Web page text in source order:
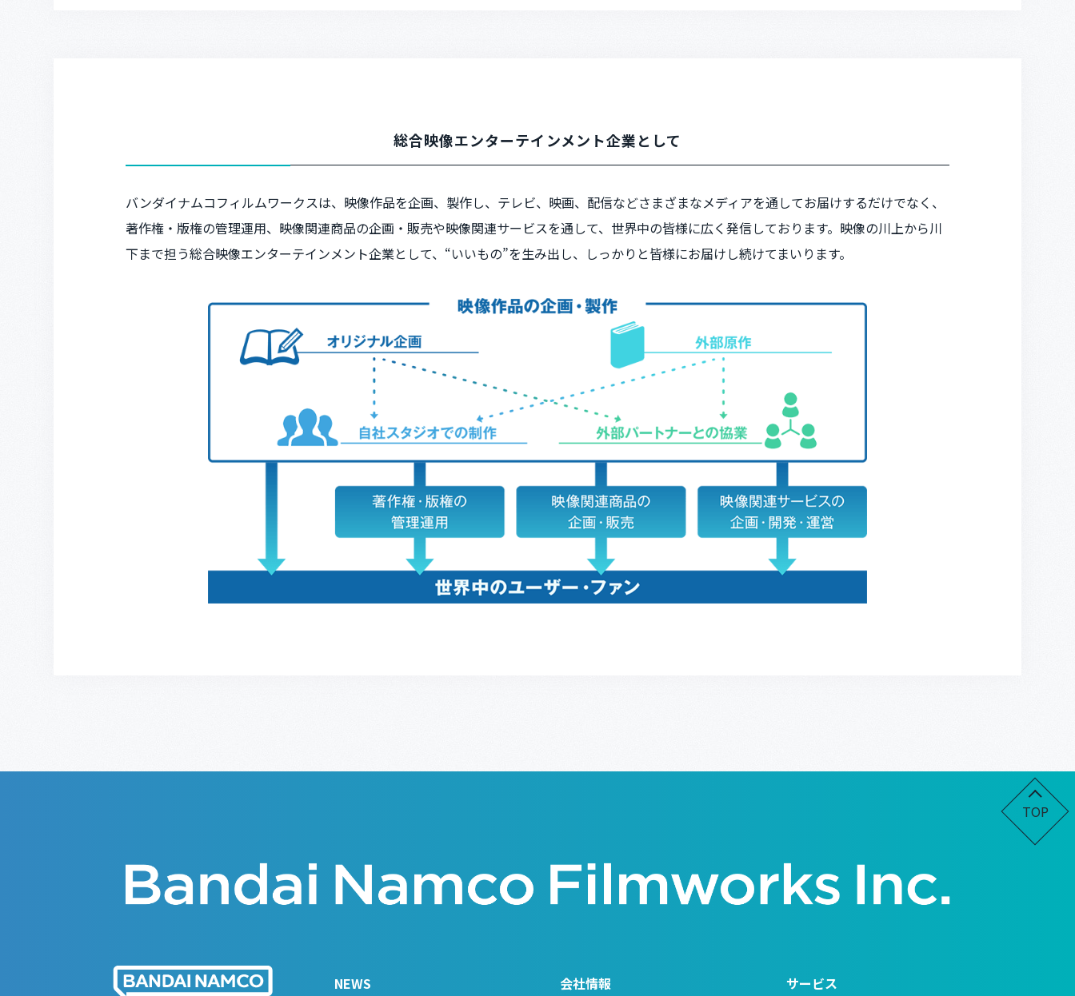
総合映像エンターテインメント企業として
バンダイナムコフィルムワークスは、映像作品を企画、製作し、テレビ、映画、配信などさまざまなメディアを通してお届けするだけでなく、
著作権・版権の管理運用、映像関連商品の企画・販売や映像関連サービスを通して、世界中の皆様に広く発信しております。 映像の川上から川
下まで担う総合映像エンターテインメント企業として、“いいもの”を生み出し、しっかりと皆様にお届けし続けてまいります。
TOP
NEWS 会社情報 サービス